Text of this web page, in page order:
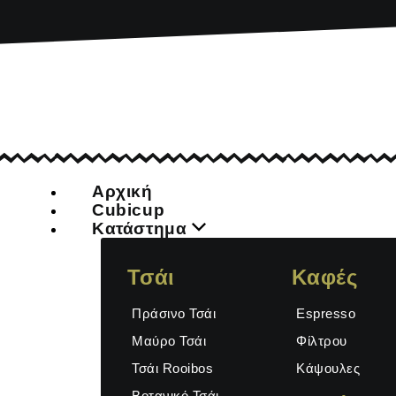
Αρχική
Cubicup
Κατάστημα
Τσάι
Πράσινο Τσάι
Μαύρο Τσάι
Τσάι Rooibos
Καφές
Espresso
Φίλτρου
Κάψουλες